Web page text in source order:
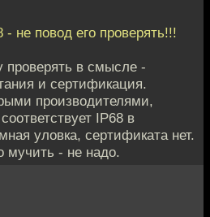
не повод его проверять!!!
в смысле -
и сертификация.
производителями,
IP68 в
уловка, сертификата нет.
мучить - не надо.